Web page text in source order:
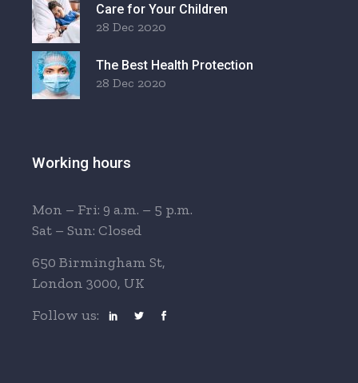
Care for Your Children
28 Dec 2020
The Best Health Protection
28 Dec 2020
Working hours
Mon – Fri: 9 a.m. – 5 p.m.
Sat – Sun: Closed
650 Birmingham St,
London 3000, UK
Follow us: